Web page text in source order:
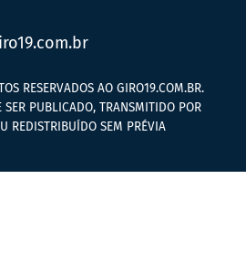
RESERVADOS AO GIRO19.COM.BR.
SER PUBLICADO, TRANSMITIDO POR
REDISTRIBUÍDO SEM PRÉVIA